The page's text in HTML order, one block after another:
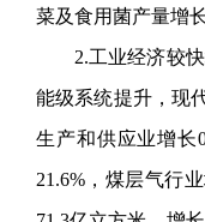
菜及食用菌产量增
2.工业经济较
能级系统提升，现
生产和供应业增长
21.6%，煤层气行